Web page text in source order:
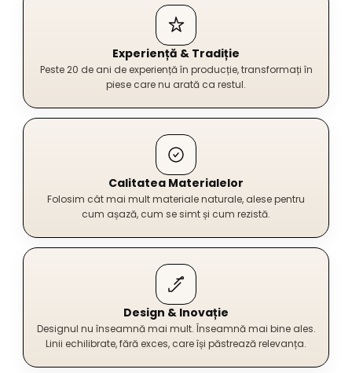
Experiență & Tradiție
Peste 20 de ani de experiență în producție, transformați în
piese care nu arată ca restul.
Calitatea Materialelor
Folosim cât mai mult materiale naturale, alese pentru
cum așază, cum se simt și cum rezistă.
Design & Inovație
Designul nu înseamnă mai mult. Înseamnă mai bine ales.
Linii echilibrate, fără exces, care își păstrează relevanța.